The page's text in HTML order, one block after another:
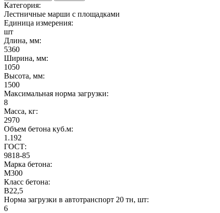
Категория:
Лестничные марши с площадками
Единица измерения:
шт
Длина, мм:
5360
Ширина, мм:
1050
Высота, мм:
1500
Максимальная норма загрузки:
8
Масса, кг:
2970
Объем бетона куб.м:
1.192
ГОСТ:
9818-85
Марка бетона:
M300
Класс бетона:
B22,5
Норма загрузки в автотранспорт 20 тн, шт:
6